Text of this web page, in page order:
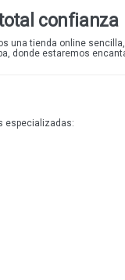
confianza
unatienda online
, donde estaremos
especializadas: